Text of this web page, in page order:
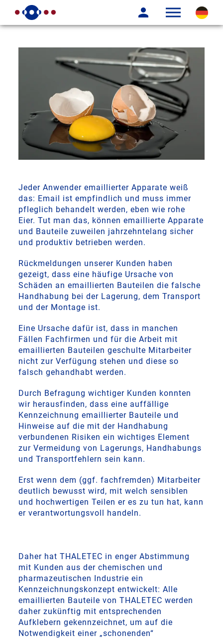
Jeder Anwender emaillierter Apparate weiß
das: Email ist empfindlich und muss immer
pfleglich behandelt werden, eben wie rohe
Eier. Tut man das, können emaillierte Apparate
und Bauteile zuweilen jahrzehntelang sicher
und produktiv betrieben werden.
Rückmeldungen unserer Kunden haben
gezeigt, dass eine häufige Ursache von
Schäden an emaillierten Bauteilen die falsche
Handhabung bei der Lagerung, dem Transport
und der Montage ist.
Eine Ursache dafür ist, dass in manchen
Fällen Fachfirmen und für die Arbeit mit
emaillierten Bauteilen geschulte Mitarbeiter
nicht zur Verfügung stehen und diese so
falsch gehandhabt werden.
Durch Befragung wichtiger Kunden konnten
wir herausfinden, dass eine auffällige
Kennzeichnung emaillierter Bauteile und
Hinweise auf die mit der Handhabung
verbundenen Risiken ein wichtiges Element
zur Vermeidung von Lagerungs, Handhabungs
und Transportfehlern sein kann.
Erst wenn dem (ggf. fachfremden) Mitarbeiter
deutlich bewusst wird, mit welch sensiblen
und hochwertigen Teilen er es zu tun hat, kann
er verantwortungsvoll handeln.
Daher hat THALETEC in enger Abstimmung
mit Kunden aus der chemischen und
pharmazeutischen Industrie ein
Kennzeichnungskonzept entwickelt: Alle
emaillierten Bauteile von THALETEC werden
daher zukünftig mit entsprechenden
Aufklebern gekennzeichnet, um auf die
Notwendigkeit einer „schonenden“